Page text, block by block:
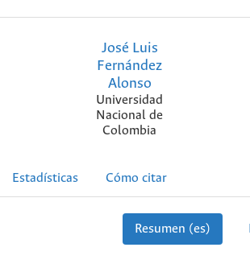
José Luis
Fernández
Alonso
Universidad
Nacional de
Colombia
Estadísticas Cómo citar
Resumen (es)